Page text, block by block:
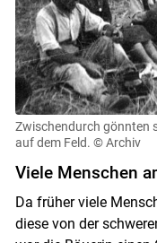
Zwischendurch gönnten
auf dem Feld. © Archiv
Viele Menschen
Da früher viele
diese von der